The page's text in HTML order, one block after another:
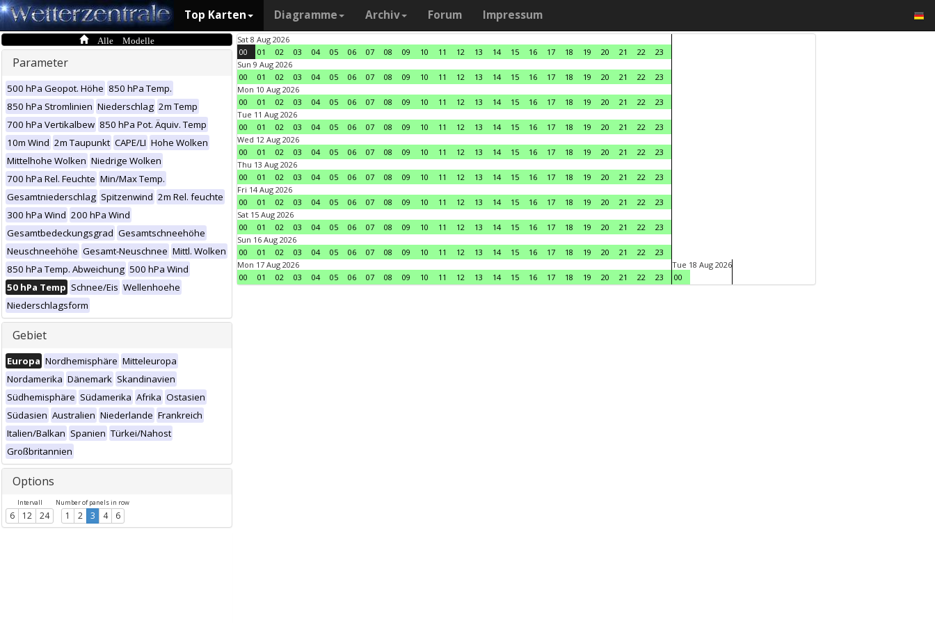
Top Karten Diagramme Archiv Forum Impressum
Alle Modelle
Parameter
500 hPa Geopot. Höhe 850 hPa Temp.
850 hPa Stromlinien Niederschlag 2m Temp
700 hPa Vertikalbew 850 hPa Pot. Äquiv. Temp
10m Wind 2m Taupunkt CAPE/LI Hohe Wolken
Mittelhohe Wolken Niedrige Wolken
700 hPa Rel. Feuchte Min/Max Temp.
Gesamtniederschlag Spitzenwind 2m Rel. feuchte
300 hPa Wind 200 hPa Wind
Gesamtbedeckungsgrad Gesamtschneehöhe
Neuschneehöhe Gesamt-Neuschnee Mittl. Wolken
850 hPa Temp. Abweichung 500 hPa Wind
50 hPa Temp Schnee/Eis Wellenhoehe
Niederschlagsform
Gebiet
Europa Nordhemisphäre Mitteleuropa
Nordamerika Dänemark Skandinavien
Südhemisphäre Südamerika Afrika Ostasien
Südasien Australien Niederlande Frankreich
Italien/Balkan Spanien Türkei/Nahost
Großbritannien
Options
Intervall
6 12 24
Number of panels in row
1 2 3 4 6
Sat 8 Aug 2026
00
01 02 03 04 05 06 07 08 09 10 11 12 13 14 15 16 17 18 19 20 21 22
23
Sun 9 Aug 2026
00
01 02 03 04 05 06 07 08 09 10 11 12 13 14 15 16 17 18 19 20 21 22
23
Mon 10 Aug 2026
00
01 02 03 04 05 06 07 08 09 10 11 12 13 14 15 16 17 18 19 20 21 22
23
Tue 11 Aug 2026
00
01 02 03 04 05 06 07 08 09 10 11 12 13 14 15 16 17 18 19 20 21 22
23
Wed 12 Aug 2026
00
01 02 03 04 05 06 07 08 09 10 11 12 13 14 15 16 17 18 19 20 21 22
23
Thu 13 Aug 2026
00
01 02 03 04 05 06 07 08 09 10 11 12 13 14 15 16 17 18 19 20 21 22
23
Fri 14 Aug 2026
00
01 02 03 04 05 06 07 08 09 10 11 12 13 14 15 16 17 18 19 20 21 22
23
Sat 15 Aug 2026
00
01 02 03 04 05 06 07 08 09 10 11 12 13 14 15 16 17 18 19 20 21 22
23
Sun 16 Aug 2026
00
01 02 03 04 05 06 07 08 09 10 11 12 13 14 15 16 17 18 19 20 21 22
23
Mon 17 Aug 2026
00
01 02 03 04 05 06 07 08 09 10 11 12 13 14 15 16 17 18 19 20 21 22 23
Tue 18 Aug 2026
00